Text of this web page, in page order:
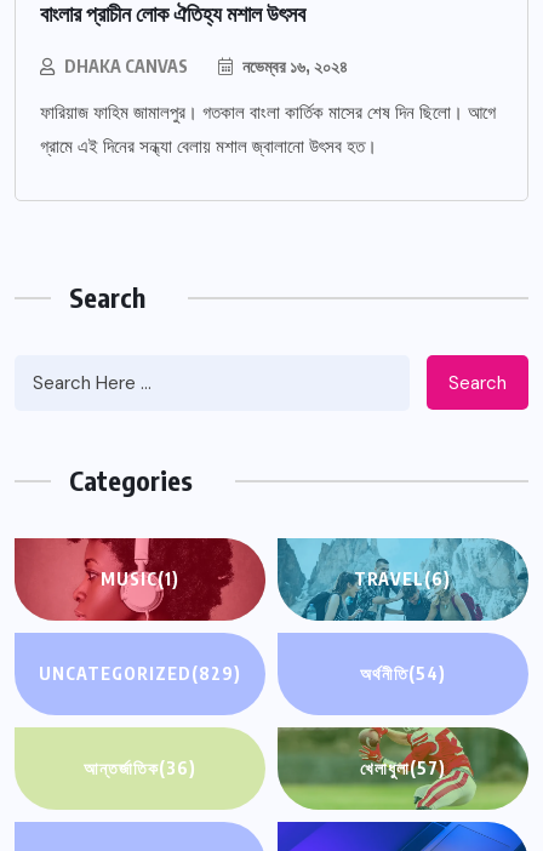
বাংলার প্রাচীন লোক ঐতিহ্য মশাল উৎসব
DHAKA CANVAS নভেম্বর ১৬, ২০২৪
ফারিয়াজ ফাহিম জামালপুর। গতকাল বাংলা কার্তিক মাসের শেষ দিন ছিলো। আগে
গ্রামে এই দিনের সন্ধ্যা বেলায় মশাল জ্বালানো উৎসব হত।
Search
Search
Categories
MUSIC(1) TRAVEL(6)
UNCATEGORIZED(829) অর্থনীতি(54)
আন্তর্জাতিক(36) খেলাধুলা(57)